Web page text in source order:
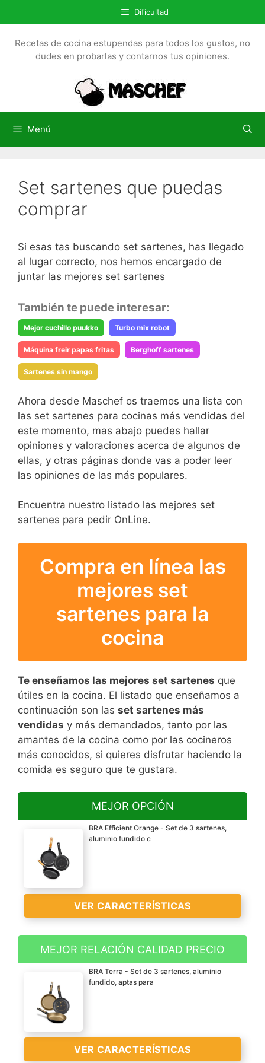
a
l
Dificultad
Recetas de cocina estupendas para todos los gustos, no
dudes en probarlas y contarnos tus opiniones.
Menú
Set sartenes que puedas
comprar
Si esas tas buscando set sartenes, has llegado
al lugar correcto, nos hemos encargado de
juntar las mejores set sartenes
También te puede interesar:
Mejor cuchillo puukko Turbo mix robot
Máquina freir papas fritas Berghoff sartenes
Sartenes sin mango
Ahora desde Maschef os traemos una lista con
las set sartenes para cocinas más vendidas del
este momento, mas abajo puedes hallar
opiniones y valoraciones acerca de algunos de
ellas, y otras páginas donde vas a poder leer
las opiniones de las más populares.
Encuentra nuestro listado las mejores set
sartenes para pedir OnLine.
Compra en línea las
mejores set
sartenes para la
cocina
Te enseñamos las mejores set sartenes que
útiles en la cocina. El listado que enseñamos a
continuación son las set sartenes más
vendidas y más demandados, tanto por las
amantes de la cocina como por las cocineros
más conocidos, si quieres disfrutar haciendo la
comida es seguro que te gustara.
MEJOR OPCIÓN
BRA Efficient Orange - Set de 3 sartenes,
aluminio fundido c
VER CARACTERÍSTICAS
Incluye: 3 sartenes de 6
mm de espesor (18-22-26
cm) con mango
ergonómico Efficient
Orange
Antiadherente sin PFOA
MEJOR RELACIÓN CALIDAD PRECIO
BRA Terra - Set de 3 sartenes, aluminio
fundido, aptas para
VER CARACTERÍSTICAS